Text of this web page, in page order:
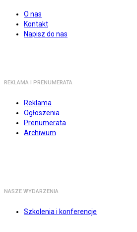
O nas
Kontakt
Napisz do nas
REKLAMA I PRENUMERATA
Reklama
Ogłoszenia
Prenumerata
Archiwum
NASZE WYDARZENIA
Szkolenia i konferencje